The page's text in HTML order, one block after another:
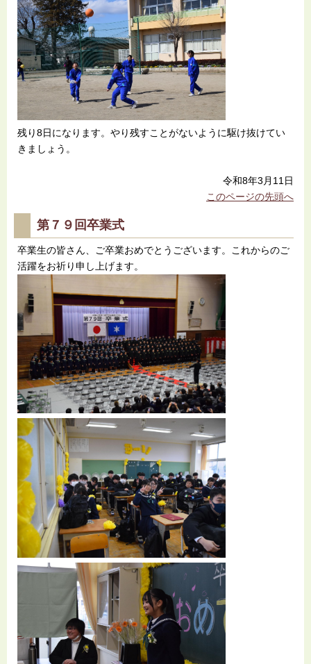
残り8日になります。やり残すことがないように駆け抜けてい
きましょう。
令和8年3月11日
このページの先頭へ
第７９回卒業式
卒業生の皆さん、ご卒業おめでとうございます。これからのご
活躍をお祈り申し上げます。